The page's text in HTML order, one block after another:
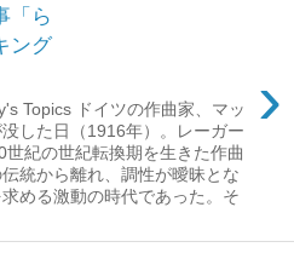
「ら
ング
›
Topics ドイツの作曲家、マッ
した日（1916年）。レーガー
世紀の世紀転換期を生きた作曲
統から離れ、調性が曖昧とな
める激動の時代であった。そ